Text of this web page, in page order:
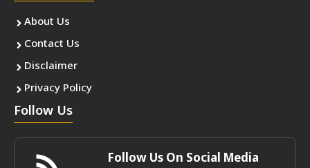
About Us
Contact Us
Disclaimer
Privacy Policy
Follow Us
Follow Us On Social Media